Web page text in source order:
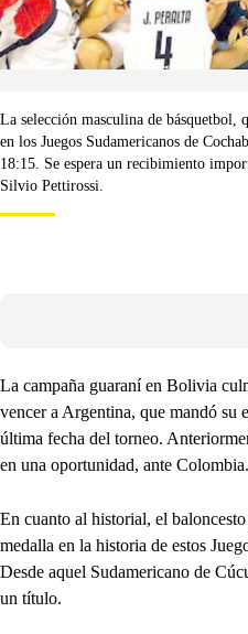
La selección masculina de básquetbol,
en los Juegos Sudamericanos de
18:15. Se espera un recibimiento
Silvio Pettirossi.
La campaña guaraní en Bolivia
vencer a Argentina, que mandó su
última fecha del torneo.
en una oportunidad, ante Colombia.
En cuanto al historial, el
medalla en la historia de estos
Desde aquel Sudamericano de
un título.